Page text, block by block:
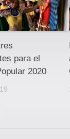
para el
2020